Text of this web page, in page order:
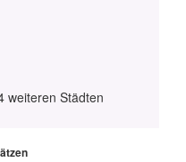
weiteren Städten